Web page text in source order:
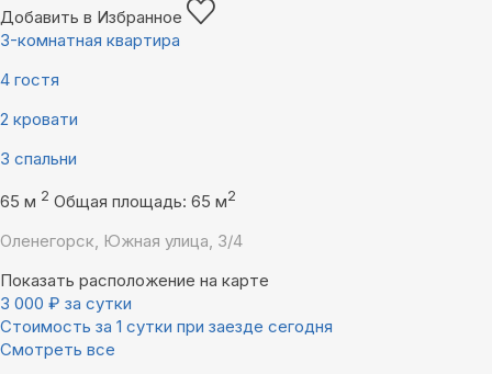
Добавить в Избранное
3-комнатная квартира
4 гостя
2 кровати
3 спальни
65 м 2 Общая площадь: 65 м2
Оленегорск, Южная улица, 3/4
Показать расположение на карте
3 000 ₽ за сутки
Стоимость за 1 сутки при заезде сегодня
Смотреть все